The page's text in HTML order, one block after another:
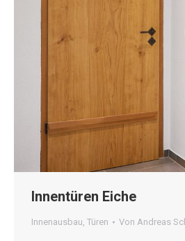
Innentüren Eiche
Innenausbau, Türen Von Andreas